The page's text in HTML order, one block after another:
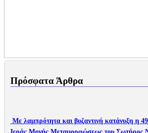
Πρόσφατα Άρθρα
Με λαμπρότητα και βυζαντινή κατάνυξη η